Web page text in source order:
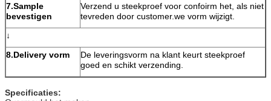
7.Sample
bevestigen
Verzend u steekproef voor confoirm het, als niet
tevreden door customer.we vorm wijzigt.
↓
8.Delivery vorm
De leveringsvorm na klant keurt steekproef
goed en schikt verzending.
Specificaties: